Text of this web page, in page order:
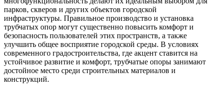
парков, скверов и других объектов городской
инфраструктуры. Правильное производство и установка
трубчатых опор могут существенно повысить комфорт и
безопасность пользователей этих пространств, а также
улучшить общее восприятие городской среды. В условиях
современного градостроительства, где акцент ставится на
устойчивое развитие и комфорт, трубчатые опоры занимают
достойное место среди строительных материалов и
конструкций.